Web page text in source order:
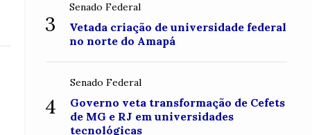
3
Senado Federal
Vetada criação de universidade federal
no norte do Amapá
4
Senado Federal
Governo veta transformação de Cefets
de MG e RJ em universidades
tecnológicas